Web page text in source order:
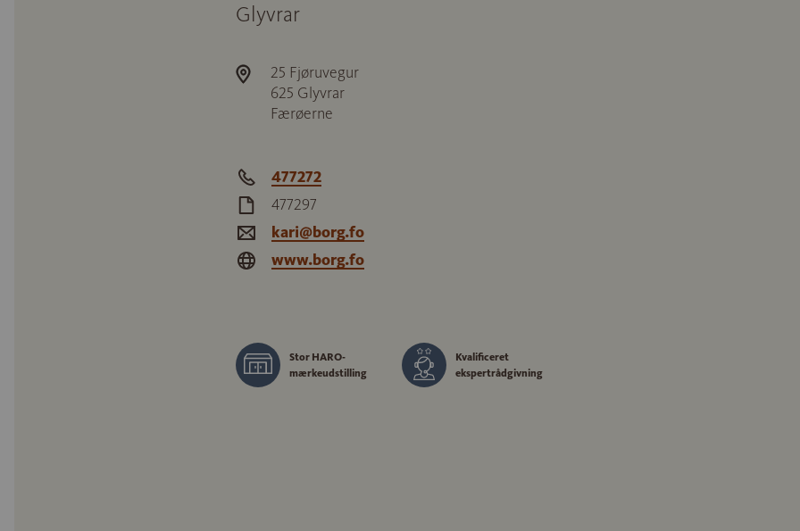
Glyvrar
25 Fjøruvegur
625 Glyvrar
Færøerne
477272
477297
kari@borg.fo
www.borg.fo
Stor HARO-
mærkeudstilling
Kvalificeret
ekspertrådgivning